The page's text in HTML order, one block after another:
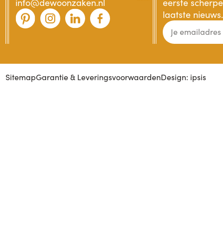
info@dewoonzaken.nl
eerste
laatste nieuws.
SitemapGarantie & LeveringsvoorwaardenDesign: ipsis